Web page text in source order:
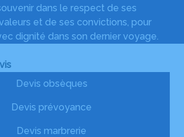
dans le respect de ses
et de ses convictions, pour
dignité dans son dernier voyage.
Devis obsèques
Devis prévoyance
Devis marbrerie